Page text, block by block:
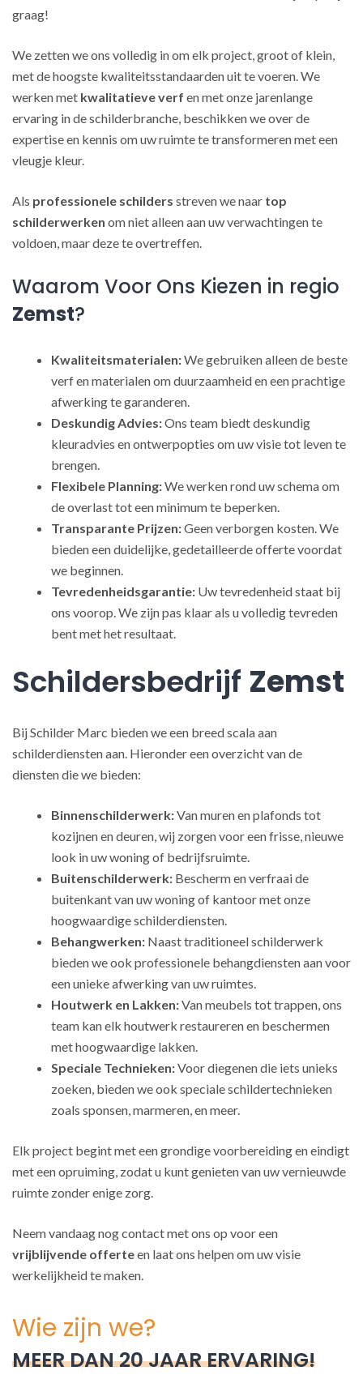
graag!
We zetten we ons volledig in om elk project, groot of klein,
met de hoogste kwaliteitsstandaarden uit te voeren. We
werken met kwalitatieve verf en met onze jarenlange
ervaring in de schilderbranche, beschikken we over de
expertise en kennis om uw ruimte te transformeren met een
vleugje kleur.
Als professionele schilders streven we naar top
schilderwerken om niet alleen aan uw verwachtingen te
voldoen, maar deze te overtreffen.
Waarom Voor Ons Kiezen in regio
Zemst?
Kwaliteitsmaterialen:We gebruiken alleen de beste
verf en materialen om duurzaamheid en een prachtige
afwerking te garanderen.
Deskundig Advies:Ons team biedt deskundig
kleuradvies en ontwerpopties om uw visie tot leven te
brengen.
Flexibele Planning:We werken rond uw schema om
de overlast tot een minimum te beperken.
Transparante Prijzen:Geen verborgen kosten. We
bieden een duidelijke, gedetailleerde offerte voordat
we beginnen.
Tevredenheidsgarantie: Uw tevredenheid staat bij
ons voorop. We zijn pas klaar als u volledig tevreden
bent met het resultaat.
Schildersbedrijf Zemst
Bij Schilder Marc bieden we een breed scala aan
schilderdiensten aan. Hieronder een overzicht van de
diensten die we bieden:
Binnenschilderwerk:Van muren en plafonds tot
kozijnen en deuren, wij zorgen voor een frisse, nieuwe
look in uw woning of bedrijfsruimte.
Buitenschilderwerk: Bescherm en verfraai de
buitenkant van uw woning of kantoor met onze
hoogwaardige schilderdiensten.
Behangwerken: Naast traditioneel schilderwerk
bieden we ook professionele behangdiensten aan voor
een unieke afwerking van uw ruimtes.
Houtwerk en Lakken:Van meubels tot trappen, ons
team kan elk houtwerk restaureren en beschermen
met hoogwaardige lakken.
Speciale Technieken:Voor diegenen die iets unieks
zoeken, bieden we ook speciale schildertechnieken
zoals sponsen, marmeren, en meer.
Elk project begint met een grondige voorbereiding en eindigt
met een opruiming, zodat u kunt genieten van uw vernieuwde
ruimte zonder enige zorg.
Neem vandaag nog contact met ons op voor een
vrijblijvende offerteen laat ons helpen om uw visie
werkelijkheid te maken.
Wie zijn we?
MEER DAN 20 JAAR ERVARING!